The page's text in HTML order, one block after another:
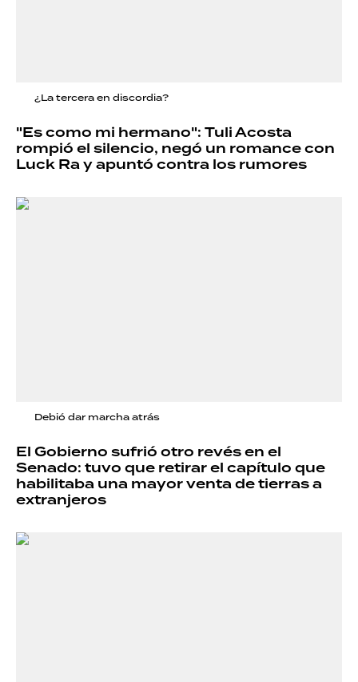
¿La tercera en discordia?
"Es como mi hermano": Tuli Acosta
rompió el silencio, negó un romance con
Luck Ra y apuntó contra los rumores
Debió dar marcha atrás
El Gobierno sufrió otro revés en el
Senado: tuvo que retirar el capítulo que
habilitaba una mayor venta de tierras a
extranjeros